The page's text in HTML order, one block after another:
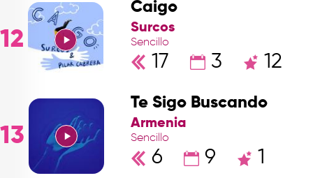
12
Caigo
Surcos
Sencillo
17 3 12
13
Te Sigo Buscando
Armenia
Sencillo
6 9 1